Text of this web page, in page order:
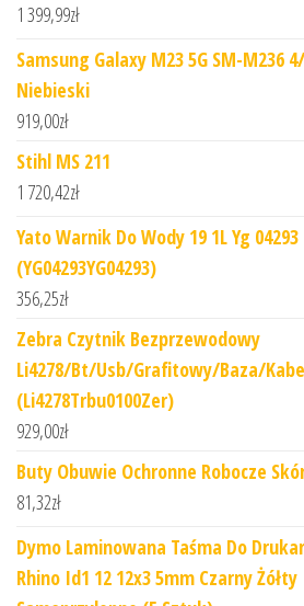
1 399,99zł
Samsung Galaxy M23 5G SM-M236
Niebieski
919,00zł
Stihl MS 211
1 720,42zł
Yato Warnik Do Wody 19 1L Yg 04293
(YG04293YG04293)
356,25zł
Zebra Czytnik Bezprzewodowy
Li4278/Bt/Usb/Grafitowy/Baza/
(Li4278Trbu0100Zer)
929,00zł
Buty Obuwie Ochronne Robocze
81,32zł
Dymo Laminowana Taśma Do
Rhino Id1 12 12x3 5mm Czarny Żółty